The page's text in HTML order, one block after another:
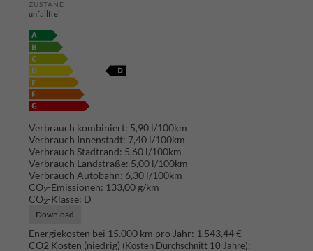
ZUSTAND
unfallfrei
Verbrauch kombiniert: 5,90 l/100km
Verbrauch Innenstadt: 7,40 l/100km
Verbrauch Stadtrand: 5,60 l/100km
Verbrauch Landstraße: 5,00 l/100km
Verbrauch Autobahn: 6,30 l/100km
CO2-Emissionen: 133,00 g/km
CO2-Klasse: D
Download
Energiekosten bei 15.000 km pro Jahr: 1.543,44 €
CO2 Kosten (niedrig) (Kosten Durchschnitt 10 Jahre):